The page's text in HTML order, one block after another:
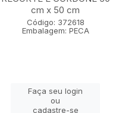
cm x 50 cm
Código: 372618
Embalagem: PECA
Faça seu login
ou
cadastre-se